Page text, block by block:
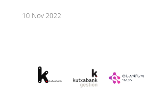
10 Nov 2022